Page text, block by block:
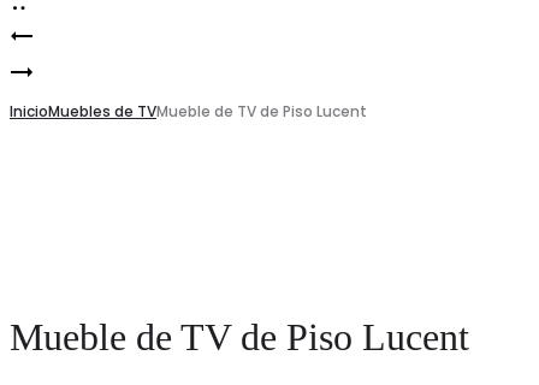
Product
navigation
MESA
LATERAL
InicioMuebles de TVMueble de TV de Piso Lucent
Mueble de TV de Piso Lucent